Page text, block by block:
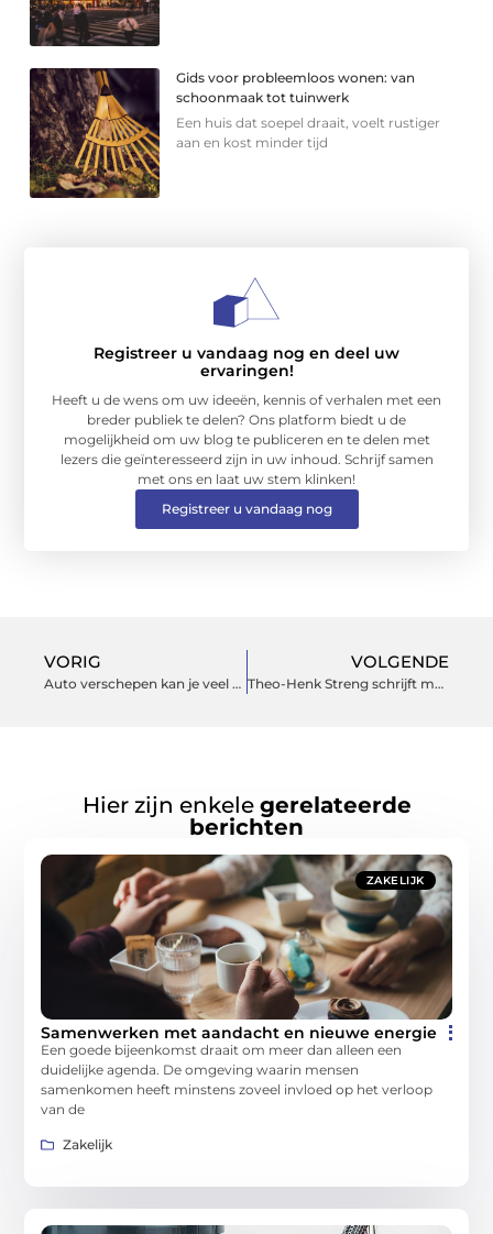
Gids voor probleemloos wonen: van
schoonmaak tot tuinwerk
Een huis dat soepel draait, voelt rustiger
aan en kost minder tijd
Registreer u vandaag nog en deel uw
ervaringen!
Heeft u de wens om uw ideeën, kennis of verhalen met een
breder publiek te delen? Ons platform biedt u de
mogelijkheid om uw blog te publiceren en te delen met
lezers die geïnteresseerd zijn in uw inhoud. Schrijf samen
met ons en laat uw stem klinken!
Registreer u vandaag nog
VORIG
Auto verschepen kan je veel of weinig kosten
VOLGENDE
Theo-Henk Streng schrijft met Zwijgen is beter Italiaanse maffiaroman voor kinderen
Hier zijn enkele gerelateerde
berichten
ZAKELIJK
Samenwerken met aandacht en nieuwe energie
Een goede bijeenkomst draait om meer dan alleen een
duidelijke agenda. De omgeving waarin mensen
samenkomen heeft minstens zoveel invloed op het verloop
van de
Zakelijk